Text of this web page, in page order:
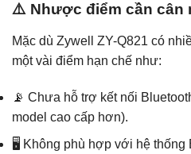
⚠️ Nhược điểm cần cân
Mặc dù Zywell ZY-Q821 có
một vài điểm hạn chế như:
📡 Chưa hỗ trợ kết nối
model cao cấp hơn).
🖥️ Không phù hợp với hệ